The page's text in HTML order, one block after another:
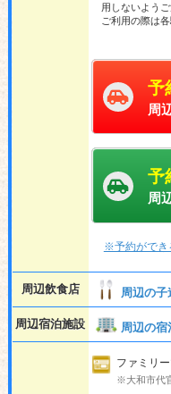
用しないよう
ご利用の際は
予
周
予
周
※予約ができ
周辺飲食店 周辺の子
周辺宿泊施設 周辺の宿
ファミリ
※大和市代